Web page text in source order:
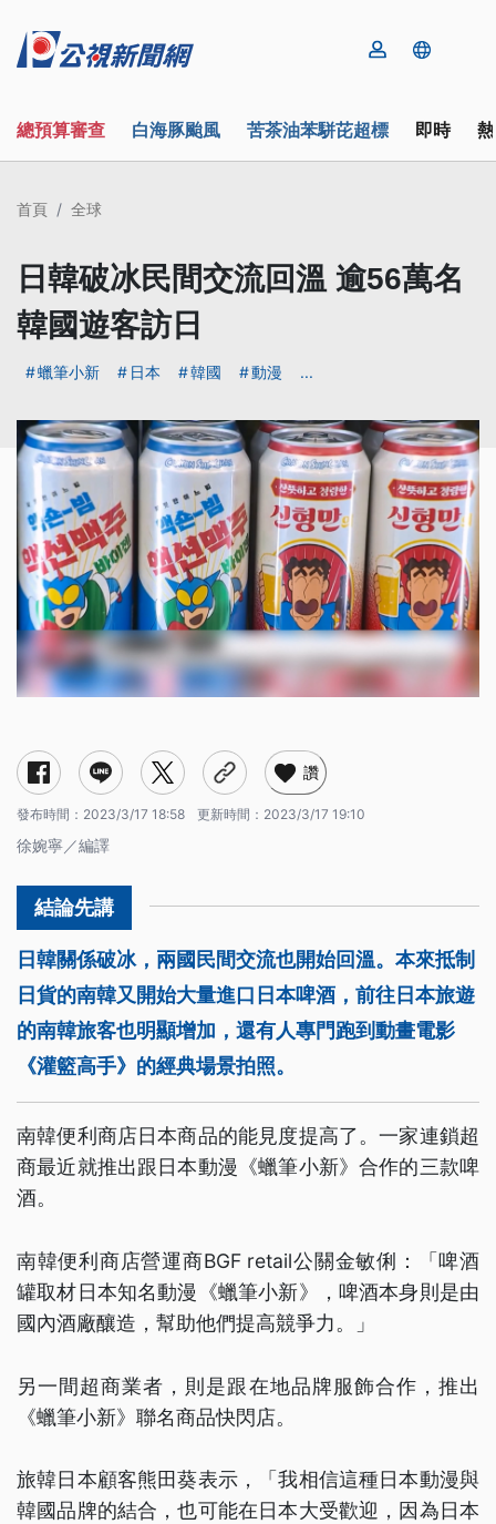
總預算審查 白海豚颱風 苦茶油苯駢芘超標 即時
首頁 全球
日韓破冰民間交流回溫 逾56萬名
韓國遊客訪日
蠟筆小新 日本 韓國 動漫 ...
讚
發布時間： 2023/3/17 18:58 更新時間： 2023/3/17 19:10
徐婉寧／編譯
日韓關係破冰，兩國民間交流也開始回溫。本來抵制
日貨的南韓又開始大量進口日本啤酒，前往日本旅遊
的南韓旅客也明顯增加，還有人專門跑到動畫電影
《灌籃高手》的經典場景拍照。
南韓便利商店日本商品的能見度提高了。一家連鎖超
商最近就推出跟日本動漫《蠟筆小新》合作的三款啤
酒。
南韓便利商店營運商BGF retail公關金敏俐：「啤酒
罐取材日本知名動漫《蠟筆小新》，啤酒本身則是由
國內酒廠釀造，幫助他們提高競爭力。」
另一間超商業者，則是跟在地品牌服飾合作，推出
《蠟筆小新》聯名商品快閃店。
旅韓日本顧客熊田葵表示，「我相信這種日本動漫與
韓國品牌的結合，也可能在日本大受歡迎，因為日本